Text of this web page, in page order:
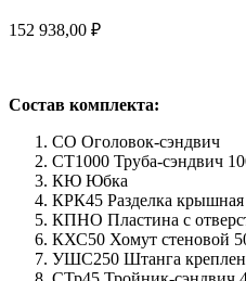
152 938,00 ₽
Состав комплекта:
СО Оголовок-сэндвич
СТ1000 Труба-сэндвич
КЮ Юбка
КРК45 Разделка
КПНО Пластина с
КХС50 Хомут стеновой
УШС250 Штанга